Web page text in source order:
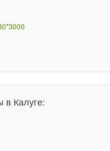
в Калуге: